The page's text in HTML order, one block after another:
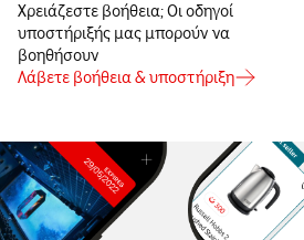
Χρειάζεστε βοήθεια; Οι οδηγοί
υποστήριξής μας μπορούν να
βοηθήσουν
Λάβετε βοήθεια & υποστήριξη